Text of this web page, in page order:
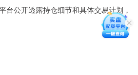
台公开透露持仓细节和具体交易计划，